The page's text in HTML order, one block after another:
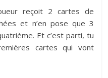
reçoit 2 cartes de
et n’en pose que 3
Et c’est parti, tu
cartes qui vont